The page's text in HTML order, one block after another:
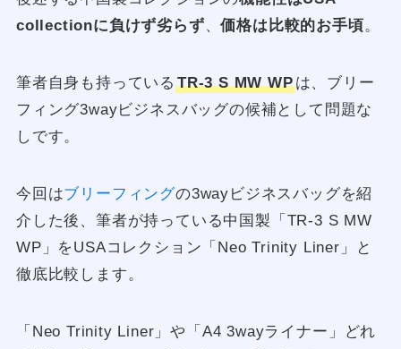
collectionに負けず劣らず、価格は比較的お手頃。
筆者自身も持っている TR-3 S MW WPは、ブリー
フィング3wayビジネスバッグの候補として問題な
しです。
今回はブリーフィングの3wayビジネスバッグを紹
介した後、筆者が持っている中国製「TR-3 S MW
WP」をUSAコレクション「Neo Trinity Liner」と
徹底比較します。
「Neo Trinity Liner」や「A4 3wayライナー」どれ